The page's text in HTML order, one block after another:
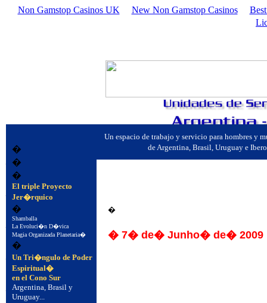
Non Gamstop Casinos UK New Non Gamstop Casinos
�
� 7� de� Junho� de� 2009
�
�
�
�
Un espacio de trabajo y servicio para hombres y
de Argentina, Brasil, Uruguay e
�
�
�
�
El triple Proyecto
Jer�rquico
�
Shamballa
La Evoluci�n D�vica
Magia Organizada Planetaria�
�
Un Tri�ngulo de Poder
Espiritual�
en el Cono Sur
Argentina, Brasil y
Uruguay...